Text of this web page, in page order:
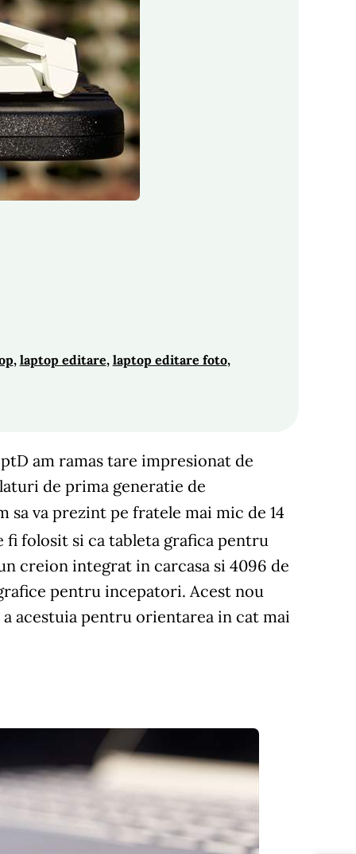
, laptop editare, laptop editare foto ,
am ramas tare impresionat de
de prima generatie de
sa va prezint pe fratele mai mic de 14
fi folosit si ca tableta grafica pentru
creion integrat in carcasa si 4096 de
pentru incepatori. Acest nou
acestuia pentru orientarea in cat mai